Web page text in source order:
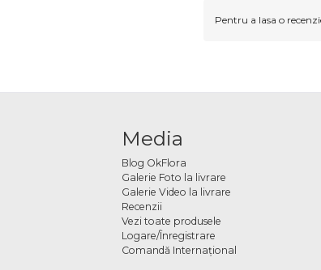
Pentru a lasa o
Media
Blog OkFlora
Galerie Foto la livrare
Galerie Video la livrare
Recenzii
Vezi toate produsele
Logare/Înregistrare
Comandă Internațional